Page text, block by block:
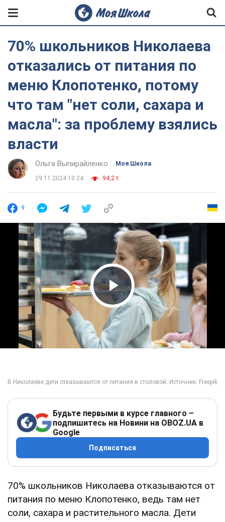
70% школьников Николаева
отказались от питания по
меню Клопотенко, потому
что там "нет соли, сахара и
масла": за проблему взялись
власти
Ольга Выпирайленко Моя Школа
29.11.2024 10:24 94,2 т.
9
Play Video
Будьте первыми в курсе главного –
подпишитесь на Новини на OBOZ.UA в
Google
Подписаться
70% школьников Николаева отказываются от
питания по меню Клопотенко, ведь там нет
соли, сахара и растительного масла. Дети